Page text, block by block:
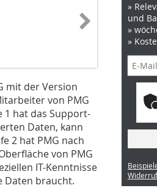
mit der Version
von PMG
1 hat das Support-
Daten, kann
2 hat PMG nach
von PMG
IT-Kenntnisse
Daten braucht.
»
und
»
»
Widerruf